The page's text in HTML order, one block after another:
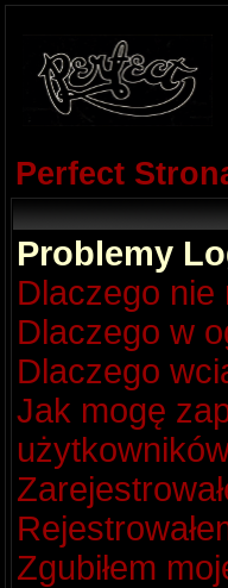
Perfect
Problemy
Dlaczego nie
Dlaczego w
Dlaczego
Jak mogę
Zgubiłem